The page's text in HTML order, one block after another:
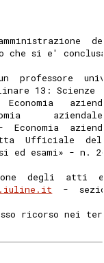
che si e'
professore
13: Scienze
Economia
Ufficiale
ed esami» - n.
degli  atti
-
ricorso nei